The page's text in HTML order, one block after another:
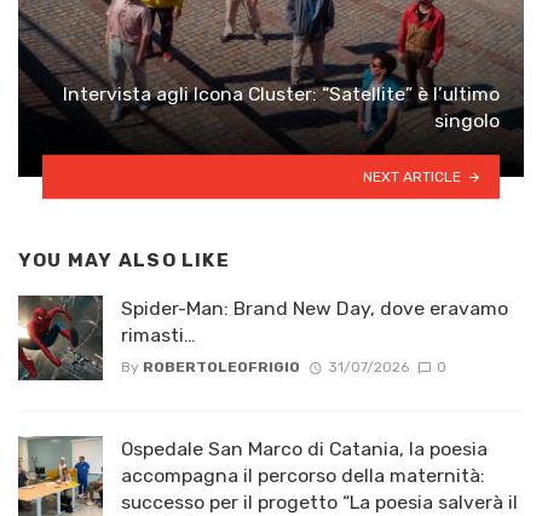
Intervista agli Icona Cluster: “Satellite” è l’ultimo
singolo
NEXT ARTICLE
YOU MAY ALSO LIKE
Spider-Man: Brand New Day, dove eravamo
rimasti…
By ROBERTOLEOFRIGIO 31/07/2026 0
Ospedale San Marco di Catania, la poesia
accompagna il percorso della maternità:
successo per il progetto “La poesia salverà il